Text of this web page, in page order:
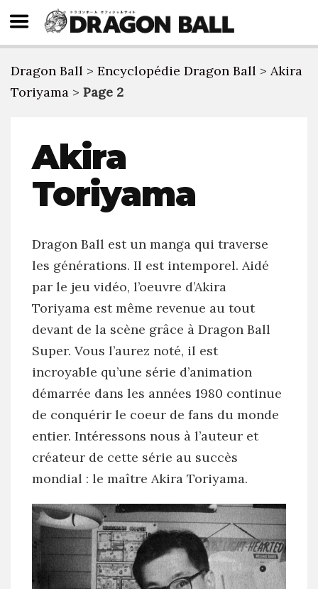
Dragon Ball > Encyclopédie Dragon Ball > Akira
Toriyama > Page 2
Akira
Toriyama
Dragon Ball est un manga qui traverse
les générations. Il est intemporel. Aidé
par le jeu vidéo, l’oeuvre d’Akira
Toriyama est même revenue au tout
devant de la scène grâce à Dragon Ball
Super. Vous l’aurez noté, il est
incroyable qu’une série d’animation
démarrée dans les années 1980 continue
de conquérir le coeur de fans du monde
entier. Intéressons nous à l’auteur et
créateur de cette série au succès
mondial : le maître Akira Toriyama.